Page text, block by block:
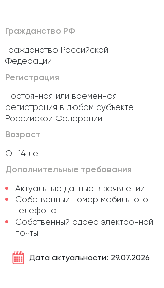
Гражданство РФ
Гражданство Российской
Федерации
Регистрация
Постоянная или временная
регистрация в любом субъекте
Российской Федерации
Возраст
От 14 лет
Дополнительные требования
Актуальные данные в заявлении
Собственный номер мобильного
телефона
Собственный адрес электронной
почты
Дата актуальности: 29.07.2026